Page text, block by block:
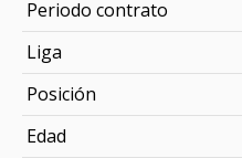
Periodo contrato
Liga
Posición
Edad